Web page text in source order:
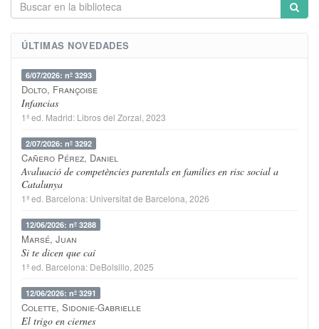
ÚLTIMAS NOVEDADES
6/07/2026: nº 3293
Dolto, Françoise
Infancias
1ª ed. Madrid: Libros del Zorzal , 2023
2/07/2026: nº 3292
Cañero Pérez, Daniel
Avaluació de competències parentals en families en risc social a
Catalunya
1ª ed. Barcelona: Universitat de Barcelona , 2026
12/06/2026: nº 3288
Marsé, Juan
Si te dicen que caí
1ª ed. Barcelona: DeBolsillo , 2025
12/06/2026: nº 3291
Colette, Sidonie-Gabrielle
El trigo en ciernes